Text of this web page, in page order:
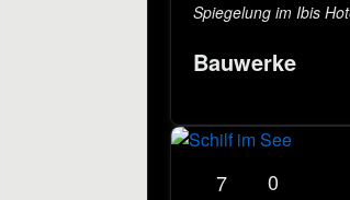
Spiegelung im Ibis
Bauwerke
7 0